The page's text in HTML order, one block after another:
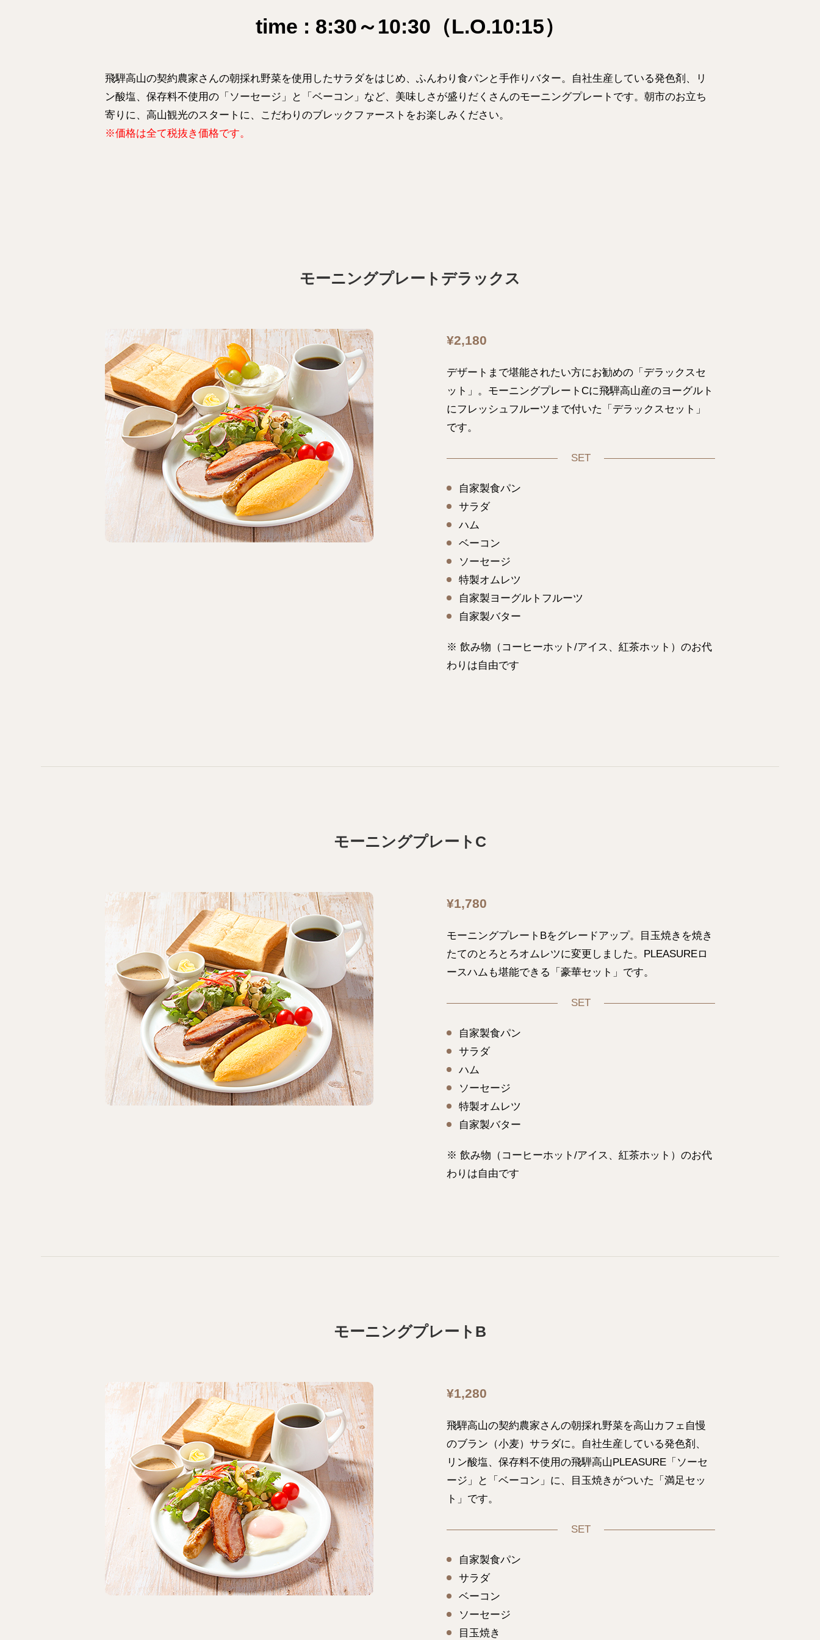
time : 8:30～10:30（L.O.10:15）
飛騨高山の契約農家さんの朝採れ野菜を使用したサラダをはじめ、ふんわり食パンと手作りバター。自社生産している発色剤、リ
ン酸塩、保存料不使用の 「ソーセージ」と「ベーコン」など、美味しさが盛りだくさんのモーニングプレートです。朝市のお立ち
寄りに、高山観光のスタートに、こだわりのブレックファーストをお楽しみください。
※価格は全て税抜き価格です。
モーニングプレートデラックス
¥2,180
デザートまで堪能されたい方にお勧めの「デラックスセ
ット」。モーニングプレートCに飛騨高山産のヨーグルト
にフレッシュフルーツまで付いた「デラックスセット」
です。
SET
自家製食パン
サラダ
ハム
ベーコン
ソーセージ
特製オムレツ
自家製ヨーグルトフルーツ
自家製バター
※ 飲み物（コーヒーホット/アイス、紅茶ホット）のお代
わりは自由です
モーニングプレートC
¥1,780
モーニングプレートBをグレードアップ。目玉焼きを焼き
たてのとろとろオムレツに変更しました。PLEASUREロ
ースハムも堪能できる「豪華セット」です。
SET
自家製食パン
サラダ
ハム
ソーセージ
特製オムレツ
自家製バター
※ 飲み物（コーヒーホット/アイス、紅茶ホット）のお代
わりは自由です
モーニングプレートB
¥1,280
飛騨高山の契約農家さんの朝採れ野菜を高山カフェ自慢
のブラン（小麦）サラダに。自社生産している発色剤、
リン酸塩、保存料不使用の飛騨高山PLEASURE「ソーセ
ージ」と「ベーコン」に、目玉焼きがついた「満足セッ
ト」です。
SET
自家製食パン
サラダ
ベーコン
ソーセージ
目玉焼き